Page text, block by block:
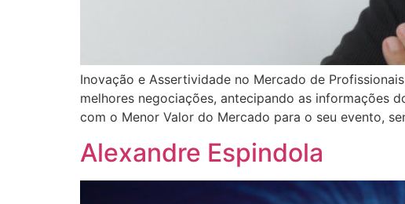
Inovação e Assertividade no Mercado de
melhores negociações, antecipando as informações
com o Menor Valor do Mercado para o seu evento,
Alexandre Espindola